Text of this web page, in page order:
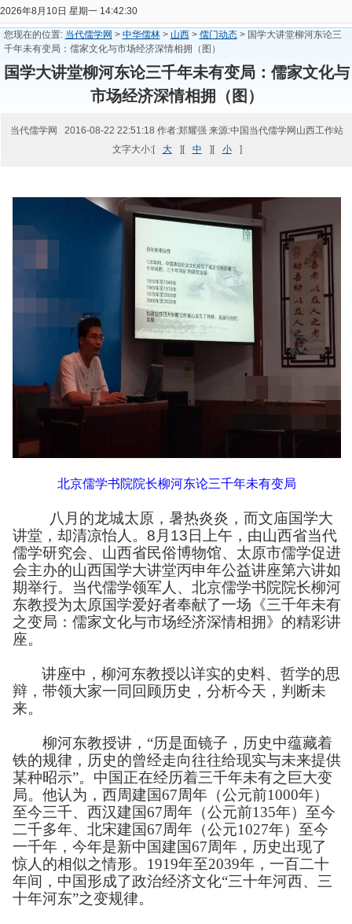
2026年8月10日 星期一 14:42:30
您现在的位置: 当代儒学网 > 中华儒林> 山西> 儒门动态> 国学大讲堂柳河东论三
千年未有变局：儒家文化与市场经济深情相拥（图）
国学大讲堂柳河东论三千年未有变局：儒家文化与
市场经济深情相拥（图）
当代儒学网 2016-08-22 22:51:18 作者:郑耀强 来源:中国当代儒学网山西工作站
文字大小:[
大 ][ 中 ][ 小 ]
北京儒学书院院长柳河东论三千年未有变局
八月的龙城太原，暑热炎炎，而文庙国学大
讲堂，却清凉怡人。 8 月 13 日上午，由山西省当代
儒学研究会、山西省民俗博物馆、太原市儒学促进
会主办的山西国学大讲堂丙申年公益讲座第六讲如
期举行。当代儒学领军人、北京儒学书院院长柳河
东教授为太原国学爱好者奉献了一场《三千年未有
之变局：儒家文化与市场经济深情相拥》的精彩讲
座。
讲座中，柳河东教授以详实的史料、哲学的思
辩，带领大家一同回顾历史，分析今天，判断未
来。
柳河东教授讲，“历是面镜子，历史中蕴藏着
铁的规律，历史的曾经走向往往给现实与未来提供
某种昭示”。中国正在经历着三千年未有之巨大变
局。他认为，西周建国67周年（公元前1000年）
至今三千、西汉建国67周年（公元前135年）至今
二千多年、北宋建国67周年（公元1027年）至今
一千年，今年是新中国建国67周年，历史出现了
惊人的相似之情形。 1919年至2039年，一百二十
年间，中国形成了政治经济文化“三十年河西、三
十年河东”之变规律。